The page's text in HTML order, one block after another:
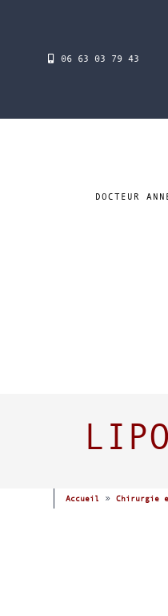
06 63 03 79 43
DOCTEUR
Accueil » Chirurgie